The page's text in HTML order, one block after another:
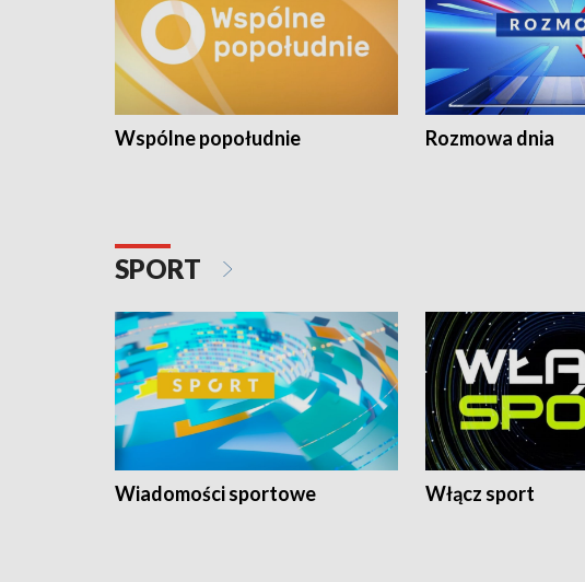
Wspólne popołudnie Rozmowa dnia
SPORT
Wiadomości sportowe Włącz sport